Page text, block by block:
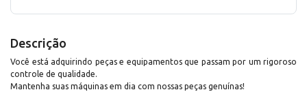
Descrição
Você está adquirindo peças e equipamentos que passam por um rigoroso
controle de qualidade.
Mantenha suas máquinas em dia com nossas peças genuínas!